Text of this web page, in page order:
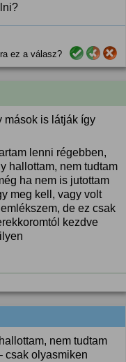
ez a válasz?
mások is látják így
lenni régebben,
hallottam, nem tudtam
ha nem is jutottam
meg kell, vagy volt
de ez csak
kezdve
nem tudtam
csak olyasmiken